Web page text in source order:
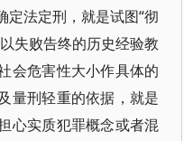
定法定刑，就是试图“彻
失败告终的历史经验教
会危害性大小作具体的
量刑轻重的依据，就是
心实质犯罪概念或者混